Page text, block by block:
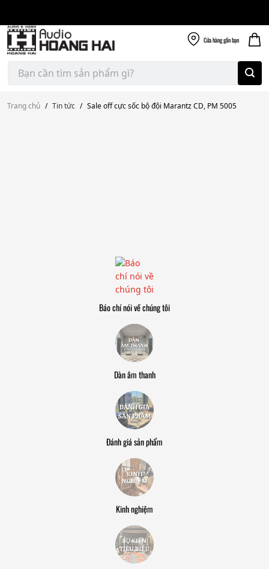
content
Cửa hànggần bạn
Tìm
kiếm:
Trang chủ / Tin tức / Sale off cực sốc bộ đội Marantz CD, PM 5005
Báo chí nói về chúng tôi
Dàn âm thanh
Đánh giá sản phẩm
Kinh nghiệm